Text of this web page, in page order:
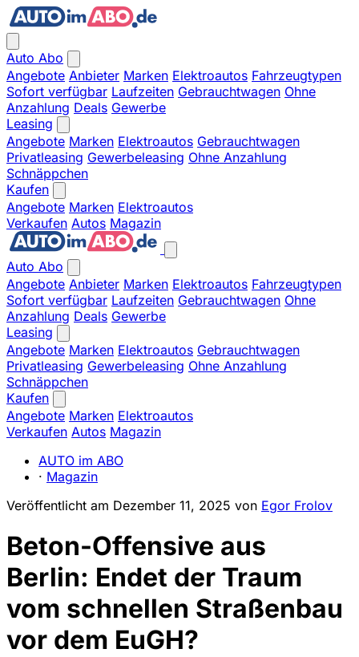
Auto Abo
Angebote Anbieter Marken Elektroautos Fahrzeugtypen
Sofort verfügbar Laufzeiten Gebrauchtwagen Ohne
Anzahlung Deals Gewerbe
Leasing
Angebote Marken Elektroautos Gebrauchtwagen
Privatleasing Gewerbeleasing Ohne Anzahlung
Schnäppchen
Kaufen
Angebote Marken Elektroautos
Verkaufen Autos Magazin
Auto Abo
Angebote Anbieter Marken Elektroautos Fahrzeugtypen
Sofort verfügbar Laufzeiten Gebrauchtwagen Ohne
Anzahlung Deals Gewerbe
Leasing
Angebote Marken Elektroautos Gebrauchtwagen
Privatleasing Gewerbeleasing Ohne Anzahlung
Schnäppchen
Kaufen
Angebote Marken Elektroautos
Verkaufen Autos Magazin
AUTO im ABO
· Magazin
Veröffentlicht am Dezember 11, 2025 von Egor Frolov
Beton-Offensive aus
Berlin: Endet der Traum
vom schnellen Straßenbau
vor dem EuGH?